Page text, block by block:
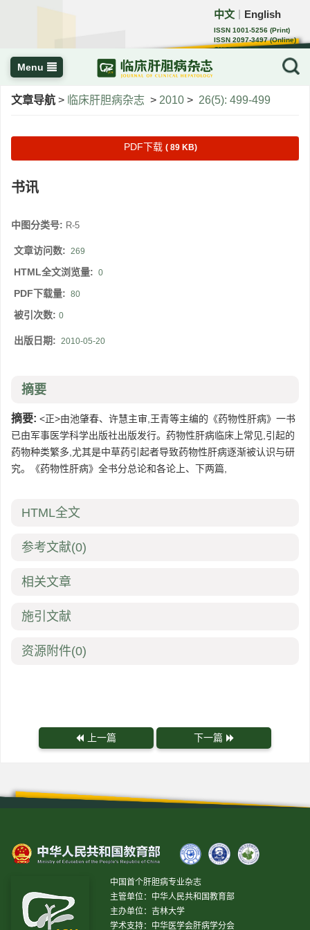
中文 English
ISSN 1001-5256 (Print)
ISSN 2097-3497 (Online)
CN 22-1108/R
Menu
文章导航 > 临床肝胆病杂志 > 2010 > 26(5): 499-499
PDF下载 ( 89 KB)
书讯
中图分类号: R-5
文章访问数: 269
HTML全文浏览量: 0
PDF下载量: 80
被引次数: 0
出版日期: 2010-05-20
摘要
摘要: <正>由池肇春、许慧主审,王青等主编的《药物性肝病》一书
已由军事医学科学出版社出版发行。药物性肝病临床上常见,引起的
药物种类繁多,尤其是中草药引起者导致药物性肝病逐渐被认识与研
究。《药物性肝病》全书分总论和各论上、下两篇,
HTML全文
参考文献(0)
相关文章
施引文献
资源附件(0)
上一篇 下一篇
中国首个肝胆病专业杂志
主管单位：中华人民共和国教育部
主办单位：吉林大学
学术支持：中华医学会肝病学分会